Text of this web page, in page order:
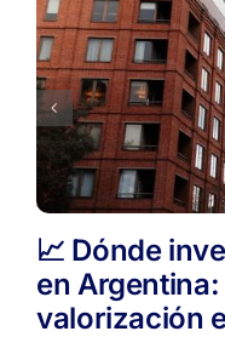
📈 Dónde
en
valorización